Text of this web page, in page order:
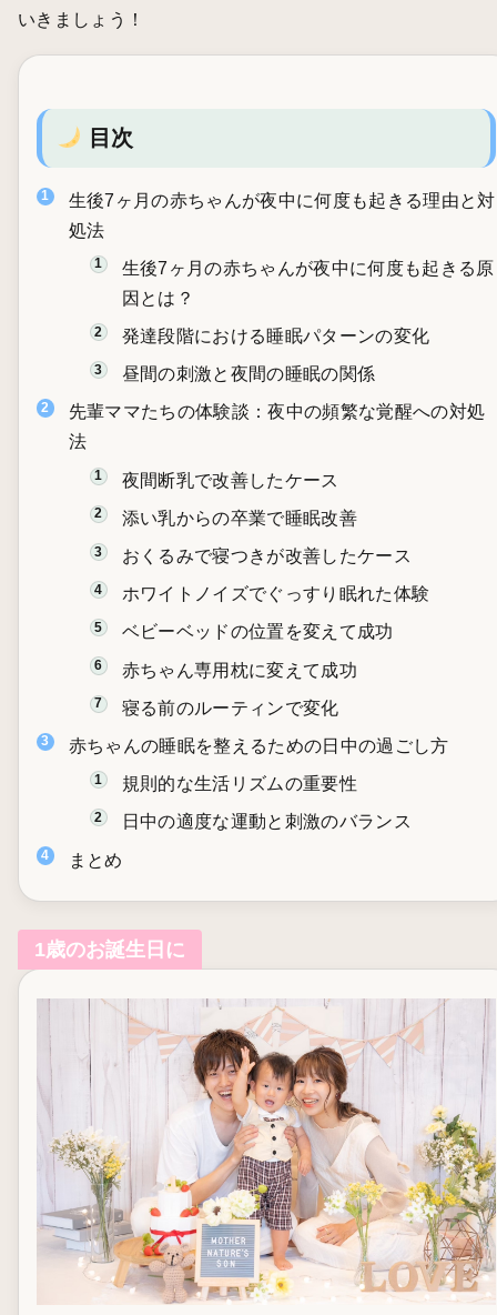
いきましょう！
目次
生後7ヶ月の赤ちゃんが夜中に何度も起きる理由と対
処法
生後7ヶ月の赤ちゃんが夜中に何度も起きる原
因とは？
発達段階における睡眠パターンの変化
昼間の刺激と夜間の睡眠の関係
先輩ママたちの体験談：夜中の頻繁な覚醒への対処
法
夜間断乳で改善したケース
添い乳からの卒業で睡眠改善
おくるみで寝つきが改善したケース
ホワイトノイズでぐっすり眠れた体験
ベビーベッドの位置を変えて成功
赤ちゃん専用枕に変えて成功
寝る前のルーティンで変化
赤ちゃんの睡眠を整えるための日中の過ごし方
規則的な生活リズムの重要性
日中の適度な運動と刺激のバランス
まとめ
1歳のお誕生日に